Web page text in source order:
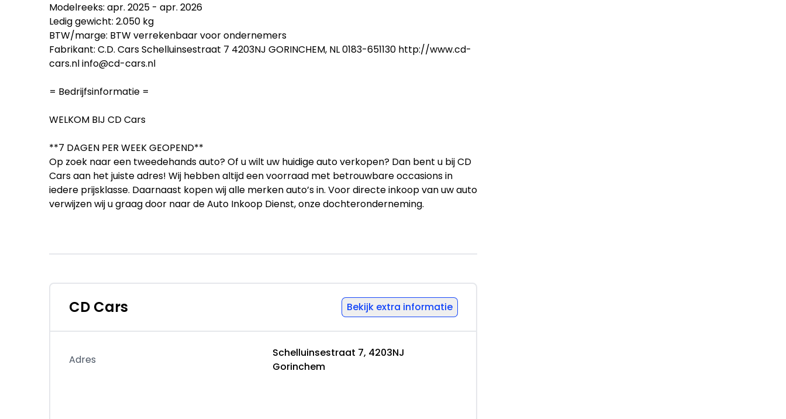
Modelreeks: apr. 2025 - apr. 2026
Ledig gewicht: 2.050 kg
BTW/marge: BTW verrekenbaar voor ondernemers
Fabrikant: C.D. Cars Schelluinsestraat 7 4203NJ GORINCHEM, NL 0183-651130 http://www.cd-
cars.nl info@cd-cars.nl
= Bedrijfsinformatie =
WELKOM BIJ CD Cars
**7 DAGEN PER WEEK GEOPEND**
Op zoek naar een tweedehands auto? Of u wilt uw huidige auto verkopen? Dan bent u bij CD
Cars aan het juiste adres! Wij hebben altijd een voorraad met betrouwbare occasions in
iedere prijsklasse. Daarnaast kopen wij alle merken auto’s in. Voor directe inkoop van uw auto
verwijzen wij u graag door naar de Auto Inkoop Dienst, onze dochteronderneming.
Aan deze advertentie kunnen geen rechten worden ontleend. Alle moeite is genomen om de
informatie op deze internetsite zo actueel mogelijk weer te geven.
Fouten zijn echter niet uit te sluiten. Vertrouw daarom niet alleen op deze informatie, maar
zouden kunnen beïnvloeden.
CD Cars Bekijk extra informatie
Adres
Schelluinsestraat 7, 4203NJ
Gorinchem